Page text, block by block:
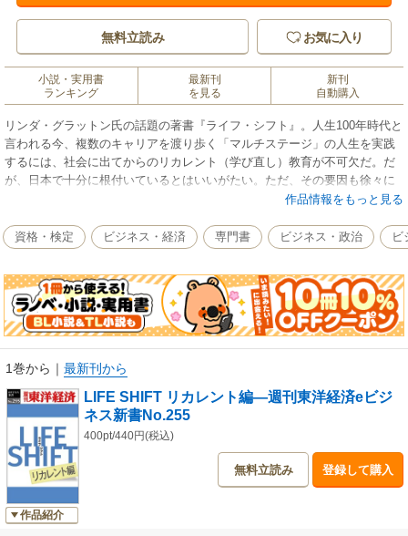
無料立読み お気に入り
小説・実用書
ランキング
最新刊
を見る
新刊
自動購入
リンダ・グラットン氏の話題の著書『ライフ・シフト』。人生100年時代と
言われる今、複数のキャリアを渡り歩く「マルチステージ」の人生を実践
するには、社会に出てからのリカレント（学び直し）教育が不可欠だ。だ
が、日本で十分に根付いているとはいいがたい。ただ、その要因も徐々に
直しを紹介する。ポイントは自分自身と向き合い、自身の目的やゴールを
見いだすことだ。リカレント教育は十人十色。誰にでもできる。これまで
ら、さっそくはじめてみませんか。
本誌は『週刊東洋経済』2018年2月24日号掲載の26ページ分を電子化した
作品情報をもっと見る
資格・検定 ビジネス・経済 専門書 ビジネス・政治 ビ
1巻から ｜ 最新刊から
作品紹介
LIFE SHIFT リカレント編―週刊東洋経済eビジ
ネス新書No.255
400pt/440円(税込)
無料立読み 登録して購入